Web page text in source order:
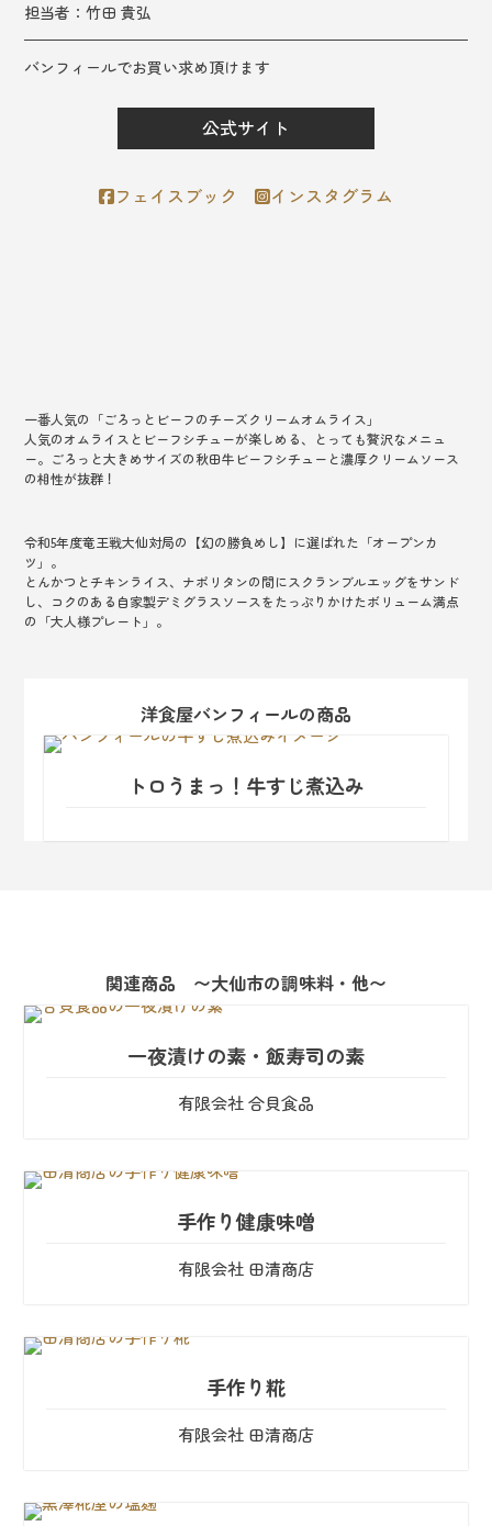
担当者：竹田 貴弘
バンフィールでお買い求め頂けます
公式サイト
フェイスブック インスタグラム
一番人気の「ごろっとビーフのチーズクリームオムライス」
人気のオムライスとビーフシチューが楽しめる、とっても贅沢なメニュ
ー。ごろっと大きめサイズの秋田牛ビーフシチューと濃厚クリームソース
の相性が抜群！
令和5年度竜王戦大仙対局の【幻の勝負めし】に選ばれた「オープンカ
ツ」。
とんかつとチキンライス、ナポリタンの間にスクランブルエッグをサンド
し、コクのある自家製デミグラスソースをたっぷりかけたボリューム満点
の「大人様プレート」。
洋食屋バンフィールの商品
トロうまっ！牛すじ煮込み
関連商品 〜大仙市の調味料・他〜
一夜漬けの素・飯寿司の素
有限会社 合貝食品
手作り健康味噌
有限会社 田清商店
手作り糀
有限会社 田清商店